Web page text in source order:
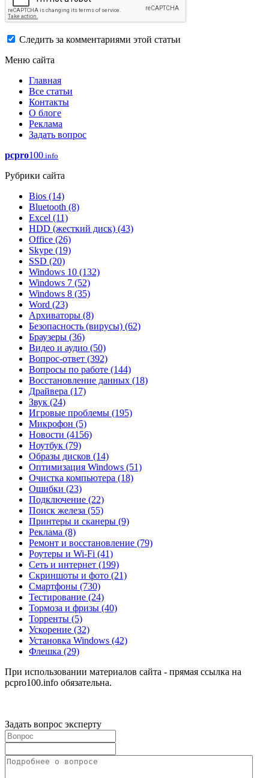
Следить за комментариями этой статьи
Меню сайта
Главная
Все статьи
Контакты
О блоге
Реклама
Задать вопрос
pcpro100.info
Рубрики сайта
Bios (14)
Bluetooth (8)
Excel (11)
HDD (жесткий диск) (43)
Office (26)
Skype (19)
SSD (20)
Windows 10 (132)
Windows 7 (52)
Windows 8 (35)
Word (23)
Архиваторы (8)
Безопасность (вирусы) (62)
Браузеры (36)
Видео и аудио (50)
Вопрос-ответ (392)
Вопросы по работе (144)
Восстановление данных (18)
Драйвера (17)
Звук (24)
Игровые проблемы (195)
Микрофон (5)
Новости (4156)
Ноутбук (79)
Образы дисков (14)
Оптимизация Windows (51)
Очистка компьютера (18)
Ошибки (23)
Подключение (22)
Поиск железа (55)
Принтеры и сканеры (9)
Реклама (8)
Ремонт и восстановление (79)
Роутеры и Wi-Fi (41)
Сеть и интернет (199)
Скриншоты и фото (21)
Смартфоны (730)
Тестирование (24)
Тормоза и фризы (40)
Торренты (5)
Ускорение (32)
Установка Windows (42)
Флешка (29)
При использовании материалов сайта - прямая ссылка на
pcpro100.info обязательна.
Задать вопрос эксперту